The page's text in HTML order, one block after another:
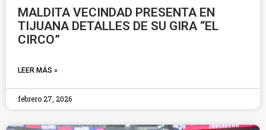
MALDITA VECINDAD PRESENTA EN
TIJUANA DETALLES DE SU GIRA “EL
CIRCO”
LEER MÁS »
febrero 27, 2026